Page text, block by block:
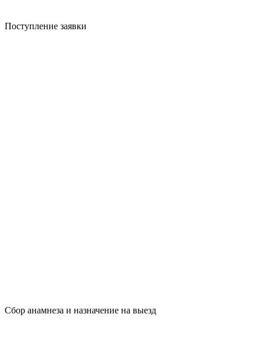
Поступление заявки
Сбор анамнеза и назначение на выезд